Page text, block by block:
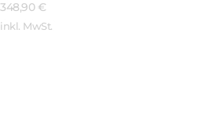
348,90 €
inkl. MwSt.